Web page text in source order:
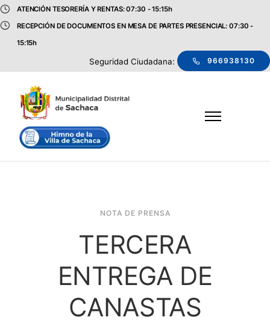
ATENCIÓN TESORERÍA Y RENTAS: 07:30 - 15:15h
RECEPCIÓN DE DOCUMENTOS EN MESA DE PARTES PRESENCIAL: 07:30 -
15:15h
Seguridad Ciudadana: 966938130
NOTA DE PRENSA
TERCERA
ENTREGA DE
CANASTAS